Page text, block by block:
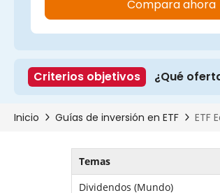
Temas
Dividendos (Mundo)